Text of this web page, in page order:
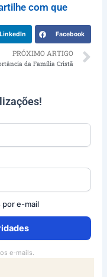
com que
LinkedIn Facebook
PRÓXIMO ARTIGO
da Família Cristã
por e-mail
e-mails.